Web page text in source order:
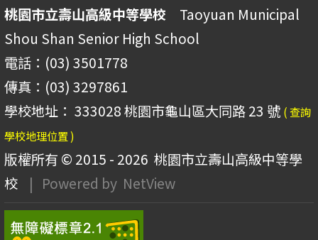
桃園市立壽山高級中等學校 Taoyuan Municipal
Shou Shan Senior High School
電話：(03) 3501778
傳真：(03) 3297861
學校地址： 333028 桃園市龜山區大同路 23 號 ( 查詢
學校地理位置 )
版權所有 © 2015 - 2026 桃園市立壽山高級中等學
校
| Powered by NetView